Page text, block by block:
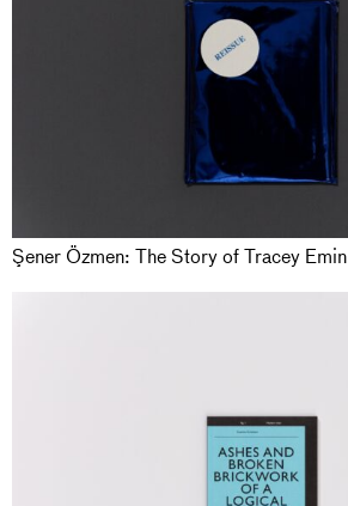
Şener Özmen: The Story of Tracey Emin